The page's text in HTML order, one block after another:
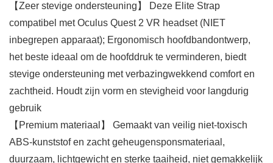
【Zeer stevige ondersteuning】 Deze Elite Strap
compatibel met Oculus Quest 2 VR headset (NIET
inbegrepen apparaat); Ergonomisch hoofdbandontwerp,
het beste ideaal om de hoofddruk te verminderen, biedt
stevige ondersteuning met verbazingwekkend comfort en
zachtheid. Houdt zijn vorm en stevigheid voor langdurig
gebruik
【Premium materiaal】 Gemaakt van veilig niet-toxisch
ABS-kunststof en zacht geheugensponsmateriaal,
duurzaam, lichtgewicht en sterke taaiheid, niet gemakkelijk